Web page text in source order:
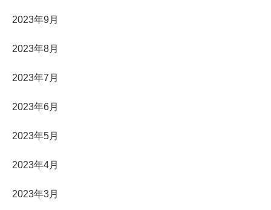
2023年9月
2023年8月
2023年7月
2023年6月
2023年5月
2023年4月
2023年3月